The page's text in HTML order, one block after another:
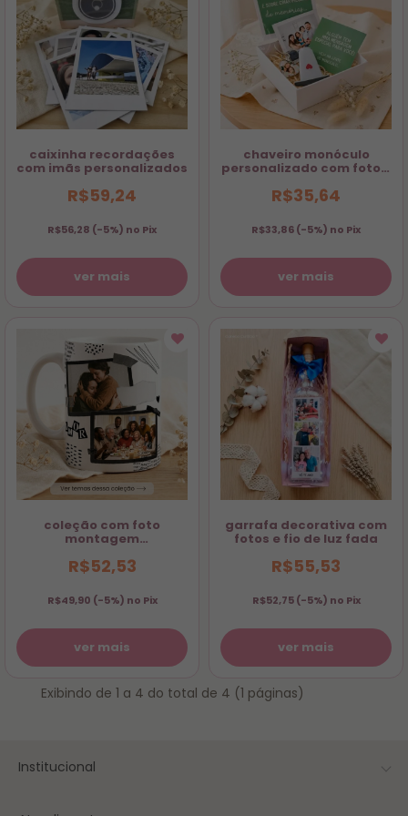
caixinha recordações
com imãs personalizados
R$59,24
R$56,28 (-5%) no Pix
ver mais
chaveiro monóculo
personalizado com foto e
R$35,64
R$33,86(-5%) no Pix
ver mais
coleção com foto
montagem
de fotos
R$52,53
R$49,90 (-5%) no Pix
ver mais
garrafa decorativa com
fotos e fio de luz fada
R$55,53
R$52,75 (-5%) no Pix
ver mais
Exibindo de 1 a 4 do total de 4 (1 páginas)
Institucional